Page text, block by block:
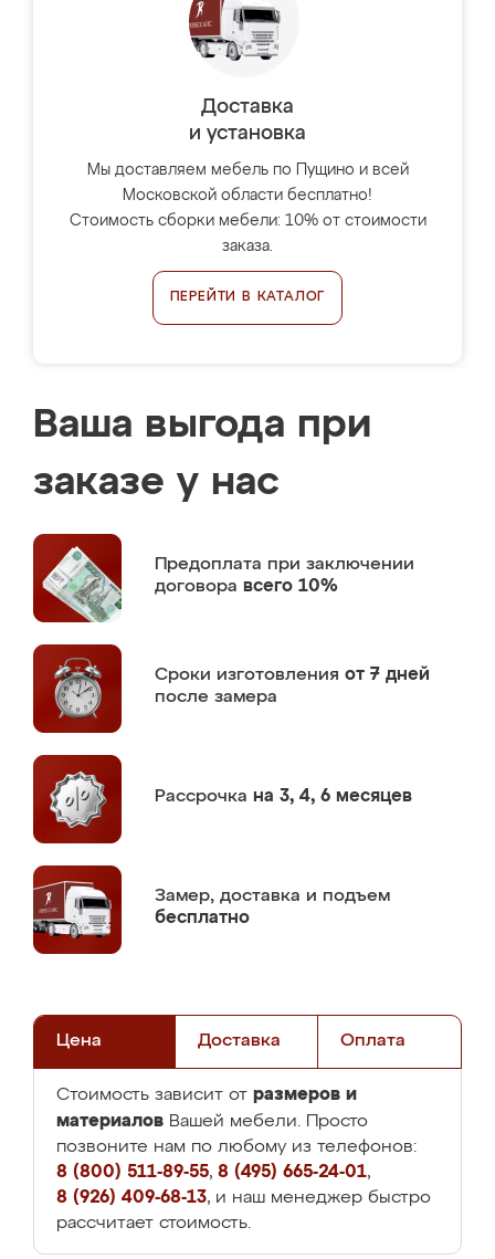
Доставка
и установка
Мы доставляем мебель по Пущино и всей
Московской области бесплатно!
Стоимость сборки мебели: 10% от стоимости
заказа.
ПЕРЕЙТИ В КАТАЛОГ
Ваша выгода при
заказе у нас
Предоплата при заключении
договора всего 10%
Сроки изготовления от 7 дней
после замера
Рассрочка на 3, 4, 6 месяцев
Замер, доставка и подъем
бесплатно
Цена Доставка Оплата
Стоимость зависит от размеров и
материалов Вашей мебели. Просто
позвоните нам по любому из телефонов:
8 (800) 511-89-55, 8 (495) 665-24-01,
8 (926) 409-68-13, и наш менеджер быстро
рассчитает стоимость.